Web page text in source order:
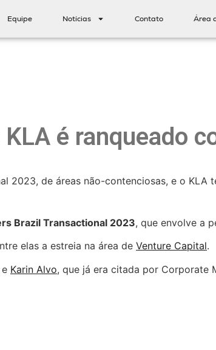
Equipe Notícias Contato Área
é ranqueado
2023, de áreas não-contenciosas, e o KLA
Brazil Transactional 2023, que envolve a
elas a estreia na área de Venture Capital.
e Karin Alvo, que já era citada por Corporate